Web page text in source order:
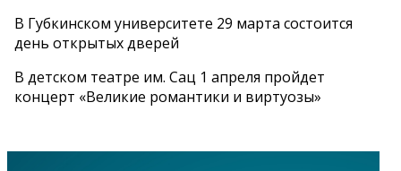
В Губкинском университете 29 марта состоится
день открытых дверей
В детском театре им. Сац 1 апреля пройдет
концерт «Великие романтики и виртуозы»